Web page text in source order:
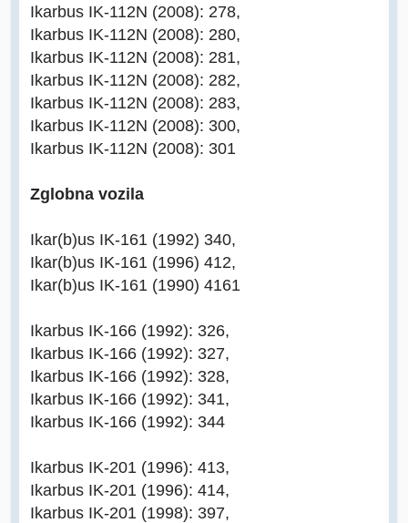
Ikarbus IK-112N (2008): 278,
Ikarbus IK-112N (2008): 280,
Ikarbus IK-112N (2008): 281,
Ikarbus IK-112N (2008): 282,
Ikarbus IK-112N (2008): 283,
Ikarbus IK-112N (2008): 300,
Ikarbus IK-112N (2008): 301
Zglobna vozila
Ikar(b)us IK-161 (1992) 340,
Ikar(b)us IK-161 (1996) 412,
Ikar(b)us IK-161 (1990) 4161
Ikarbus IK-166 (1992): 326,
Ikarbus IK-166 (1992): 327,
Ikarbus IK-166 (1992): 328,
Ikarbus IK-166 (1992): 341,
Ikarbus IK-166 (1992): 344
Ikarbus IK-201 (1996): 413,
Ikarbus IK-201 (1996): 414,
Ikarbus IK-201 (1998): 397,